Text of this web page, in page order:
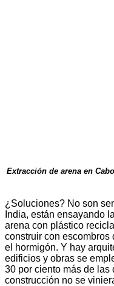
Extracción de arena en
¿Soluciones? No son
India, están ensayando
arena con plástico
construir con
el hormigón. Y hay
edificios y obras se
30 por ciento más de las
construcción no se